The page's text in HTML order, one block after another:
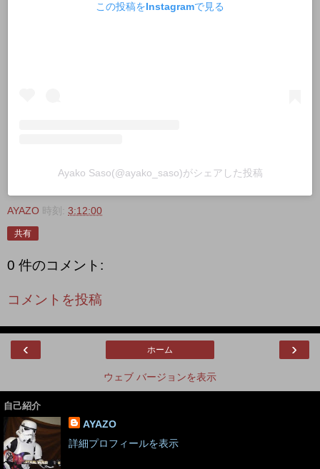
この投稿をInstagramで見る
Ayako Saso(@ayako_saso)がシェアした投稿
AYAZO 時刻: 3:12:00
共有
0 件のコメント:
コメントを投稿
‹ ›
ホーム
ウェブ バージョンを表示
自己紹介
AYAZO
詳細プロフィールを表示